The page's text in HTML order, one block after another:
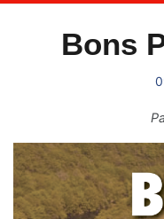
Bons